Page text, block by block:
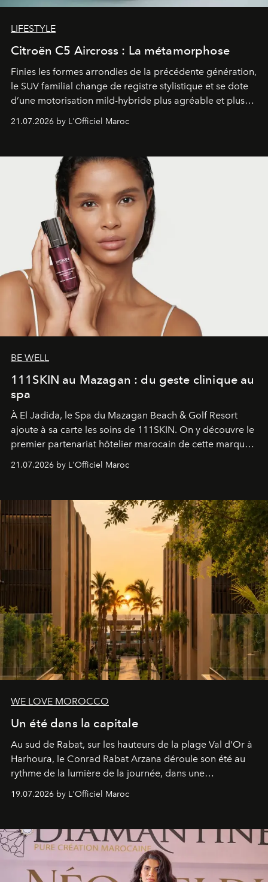
LIFESTYLE
Citroën C5 Aircross : La métamorphose
Finies les formes arrondies de la précédente génération,
le SUV familial change de registre stylistique et se dote
d’une motorisation mild-hybride plus agréable et plus
gagné en maturité.
21.07.2026 by L'Officiel Maroc
BE WELL
111SKIN au Mazagan : du geste clinique au
spa
À El Jadida, le Spa du Mazagan Beach & Golf Resort
ajoute à sa carte les soins de 111SKIN. On y découvre le
premier partenariat hôtelier marocain de cette marque
londonien et construite depuis autour d'un actif breveté,
21.07.2026 by L'Officiel Maroc
WE LOVE MOROCCO
Un été dans la capitale
Au sud de Rabat, sur les hauteurs de la plage Val d'Or à
Harhoura, le Conrad Rabat Arzana déroule son été au
rythme de la lumière de la journée, dans une
rendez-vous avec l’océan.
19.07.2026 by L'Officiel Maroc